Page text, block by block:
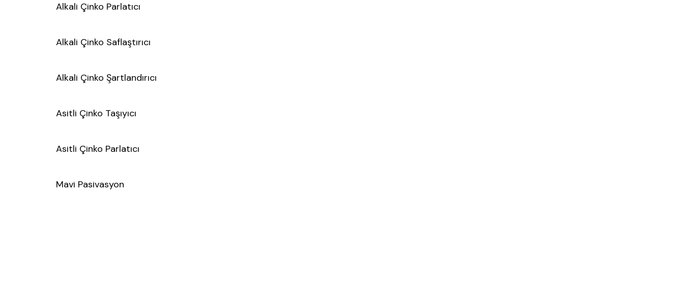
Alkali Çinko Parlatıcı
Alkali Çinko Saflaştırıcı
Alkali Çinko Şartlandırıcı
Asitli Çinko Taşıyıcı
Asitli Çinko Parlatıcı
Mavi Pasivasyon